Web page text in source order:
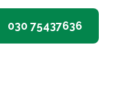
030 75437636